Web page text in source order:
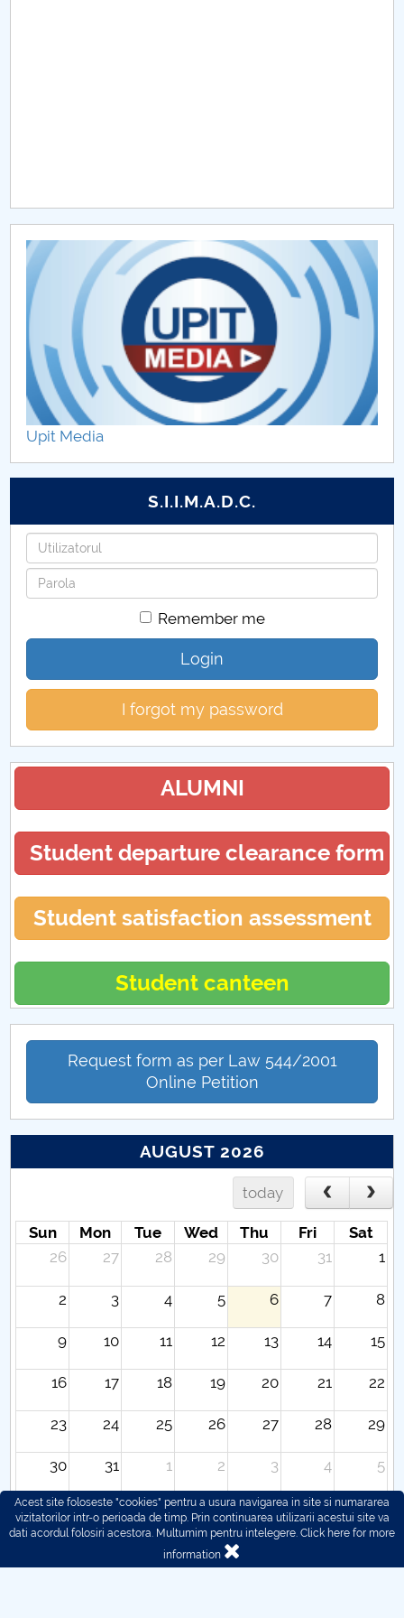
Chestionar angajabilitate ALUMNI – UPB
CAR2026
MENIU CANTINA
Hotarari Senat din 30 octombrie 2017
Hotarari Senat 13 iulie 2017
Hotărâri Senat din 6 martie 2017
Hotărâri Senat din 30 ianuarie 2017
Hotărâri Senat din 8 februarie 2017
Hotarari Senat 27 martie 2017
Hotarari Senat 24 aprilie 2017
Hotărări Senat din 19 iunie 2017
Hotărâri Senat din 15 septembrie 2017
Hotărâri Senat din 27 septembrie 2017
Hotărări Senat din 18 decembrie 2017
Upit Media
S.I.I.M.A.D.C.
Username
Password
Remember me
Login
I forgot my password
ALUMNI
Student departure clearance form
Student satisfaction assessment
Student canteen
Request form as per Law 544/2001
Online Petition
AUGUST 2026
today
Sun Mon Tue Wed Thu Fri
Sat
26
27 28 29 30 31 1
2 3 4 5 6 7 8
9 10 11 12 13 14 15
16 17 18 19 20 21 22
23 24 25 26 27 28 29
30 31 1 2 3 4 5
Acest site foloseste "cookies" pentru a usura navigarea in site si numararea
vizitatorilor intr-o perioada de timp. Prin continuarea utilizarii acestui site va
dati acordul folosiri acestora. Multumim pentru intelegere. Click here for more
information